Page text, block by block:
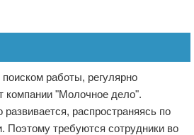
работы, регулярно
компании "Молочное дело".
распространяясь по
Поэтому требуются сотрудники во